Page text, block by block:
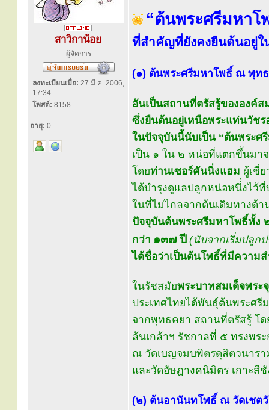
สาวิกาน้อย
ผู้จัดการ
ลงทะเบียนเมื่อ: 27 มี.ค. 2006,
17:34
โพสต์: 8158
อายุ: 0
“ต้นพระศรีมหาโ
ที่สำคัญที่ยังคงยืนต้นอยู่
(๑) ต้นพระศรีมหาโพธิ์ ณ พุทธ
อันเป็นสถานที่ตรัสรู้ขององค์ส
ซึ่งยืนต้นอยู่เหนือพระแท่นวัช
ในปัจจุบันนี้นับเป็น “ต้นพระ
เป็น ๑ ใน ๒ หน่อที่แตกขึ้นมา
โดยท่านเซอร์คันนิ่งแฮม ผู้เชี่
ได้บำรุงดูแลปลูกหน่อหนึ่่งไว้
ในที่ไม่ไกลจากต้นเดิมทางด้
ปัจจุบันต้นพระศรีมหาโพธิ์ทั้ง
กว่า ๑๓๗ ปี (นับจากเริ่มปลูก
ได้ชื่อว่าเป็นต้นโพธิ์ที่มีความ
ในรัชสมัยพระบาทสมเด็จพระ
ประเทศไทยได้พันธุ์ต้นพระศรี
จากพุทธคยา สถานที่ตรัสรู้ โด
ล้นเกล้าฯ รัชกาลที่ ๕ ทรงพร
ณ วัดเบญจมบพิตรดุสิตวนารา
และวัดอัษฎางคนิมิตร เกาะสี
(๒) ต้นอานันทโพธิ์ ณ วัดเชตวั